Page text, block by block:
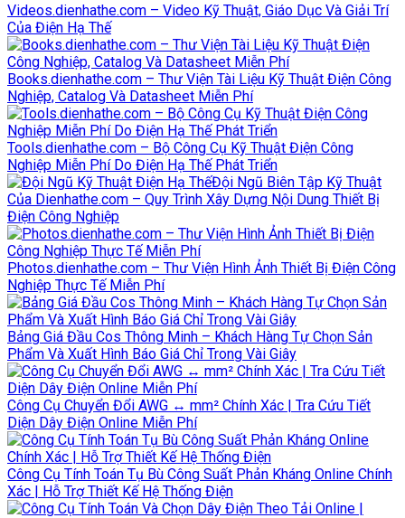
Videos.dienhathe.com – Video Kỹ Thuật, Giáo Dục Và Giải Trí
Của Điện Hạ Thế
Books.dienhathe.com – Thư Viện Tài Liệu Kỹ Thuật Điện Công
Nghiệp, Catalog Và Datasheet Miễn Phí
Tools.dienhathe.com – Bộ Công Cụ Kỹ Thuật Điện Công
Nghiệp Miễn Phí Do Điện Hạ Thế Phát Triển
Đội Ngũ Biên Tập Kỹ Thuật
Của Dienhathe.com – Quy Trình Xây Dựng Nội Dung Thiết Bị
Điện Công Nghiệp
Photos.dienhathe.com – Thư Viện Hình Ảnh Thiết Bị Điện Công
Nghiệp Thực Tế Miễn Phí
Bảng Giá Đầu Cos Thông Minh – Khách Hàng Tự Chọn Sản
Phẩm Và Xuất Hình Báo Giá Chỉ Trong Vài Giây
Công Cụ Chuyển Đổi AWG ↔ mm² Chính Xác | Tra Cứu Tiết
Diện Dây Điện Online Miễn Phí
Công Cụ Tính Toán Tụ Bù Công Suất Phản Kháng Online Chính
Xác | Hỗ Trợ Thiết Kế Hệ Thống Điện